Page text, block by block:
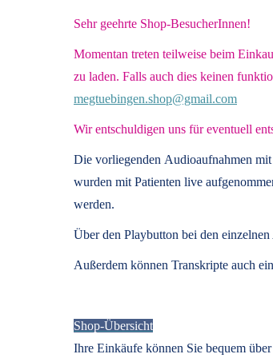
Sehr geehrte Shop-BesucherInnen!
Momentan treten teilweise beim
zu laden. Falls auch dies keinen
megtuebingen.shop@gmail.com
Wir entschuldigen uns für eventuell
Die vorliegenden Audioaufnahmen
wurden mit Patienten live
werden.
Über den Playbutton bei den
Außerdem können Transkripte auch
Shop-Übersicht
Ihre Einkäufe können Sie bequem